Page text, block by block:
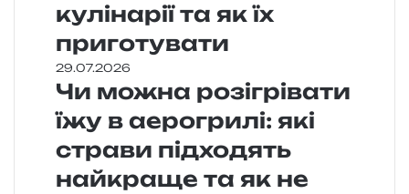
кулінарії та як їх
приготувати
29.07.2026
Чи можна розігрівати
їжу в аерогрилі: які
страви підходять
найкраще та як не